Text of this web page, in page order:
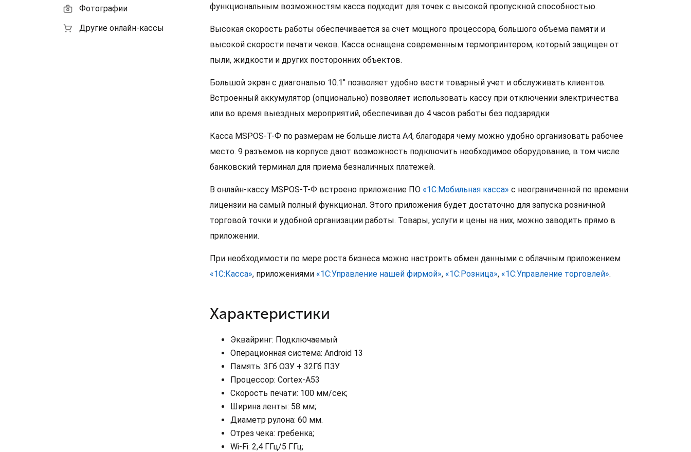
Фотографии
Другие онлайн-кассы
функциональным возможностям касса подходит для точек с высокой пропускной способностью.
Высокая скорость работы обеспечивается за счет мощного процессора, большого объема памяти и
высокой скорости печати чеков. Касса оснащена современным термопринтером, который защищен от
пыли, жидкости и других посторонних объектов.
Большой экран с диагональю 10.1'' позволяет удобно вести товарный учет и обслуживать клиентов.
Встроенный аккумулятор (опционально) позволяет использовать кассу при отключении электричества
или во время выездных мероприятий, обеспечивая до 4 часов работы без подзарядки
Касса MSPOS-T-Ф по размерам не больше листа А4, благодаря чему можно удобно организовать рабочее
место. 9 разъемов на корпусе дают возможность подключить необходимое оборудование, в том числе
банковский терминал для приема безналичных платежей.
В онлайн-кассу MSPOS-T-Ф встроено приложение ПО «1С:Мобильная касса» с неограниченной по времени
лицензии на самый полный функционал. Этого приложения будет достаточно для запуска розничной
торговой точки и удобной организации работы. Товары, услуги и цены на них, можно заводить прямо в
приложении.
При необходимости по мере роста бизнеса можно настроить обмен данными с облачным приложением
«1С:Касса», приложениями «1С:Управление нашей фирмой», «1С:Розница», «1С:Управление торговлей».
Характеристики
Эквайринг: Подключаемый
Операционная система: Android 13
Память: 3Гб ОЗУ + 32Гб ПЗУ
Процессор: Cortex-A53
Скорость печати: 100 мм/сек;
Ширина ленты: 58 мм;
Диаметр рулона: 60 мм.
Отрез чека: гребенка;
Wi-Fi: 2,4 ГГц/5 ГГц;